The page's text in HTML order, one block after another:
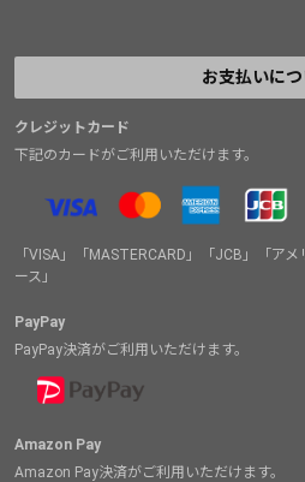
お支払いに
クレジットカード
下記のカードがご利用いただけます。
「VISA」「MASTERCARD」「JCB」「ア
ース」
PayPay
PayPay決済がご利用いただけます。
Amazon Pay
Amazon Pay決済がご利用いただけます。